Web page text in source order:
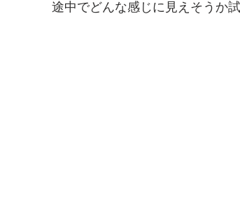
途中でどんな感じに見えそうか